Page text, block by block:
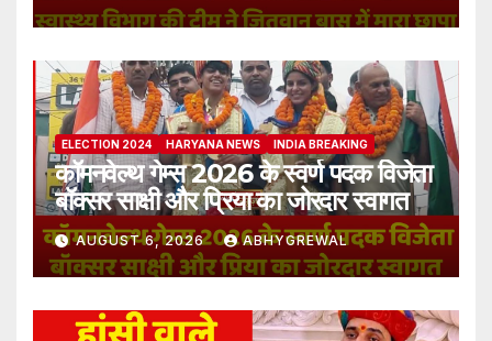
ELECTION 2024 HARYANA NEWS INDIA BREAKING
कॉमनवेल्थ गेम्स 2026 के स्वर्ण पदक विजेता
बॉक्सर साक्षी और प्रिया का जोरदार स्वागत
AUGUST 6, 2026 ABHYGREWAL